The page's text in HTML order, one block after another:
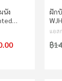
นัง
ฝัก
แอส
฿